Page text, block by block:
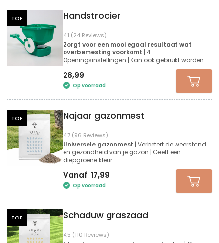
TOP
4.1 (24 Reviews)
Handstrooier
Zorgt voor een mooi egaal resultaat wat
overbemesting voorkomt | 4
Openingsinstellingen | Kan ook gebruikt worden
28,99
Op voorraad
TOP
4.7 (96 Reviews)
Najaar gazonmest
Universele gazonmest | Verbetert de weerstand
en gezondheid van je gazon | Geeft een
diepgroene kleur
Vanaf: 17,99
Op voorraad
TOP
4.5 (110 Reviews)
Schaduw graszaad